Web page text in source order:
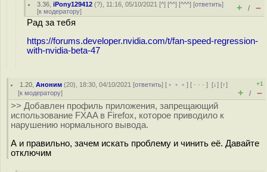
3.36 ,iPony129412 (?), 11:16, 05/10/2021 [^] [^^] [^^^] [ответить]
[к модератору] + / –
Рад за тебя
https://forums.developer.nvidia.com/t/fan-speed-regression-
with-nvidia-beta-47
1.20 ,Аноним (20), 18:30, 04/10/2021 [ответить] [ ﹢﹢﹢] [ · · ·][↓] [↑]
[к модератору]
+1
+ / –
>> Добавлен профиль приложения, запрещающий
использование FXAA в Firefox, которое приводило к
нарушению нормального вывода.
А и правильно, зачем искать проблему и чинить её. Давайте
отключим